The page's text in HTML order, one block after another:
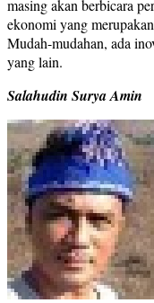
masing akan berbicara
ekonomi yang
Mudah-mudahan, ada
yang lain.
Salahudin Surya Amin